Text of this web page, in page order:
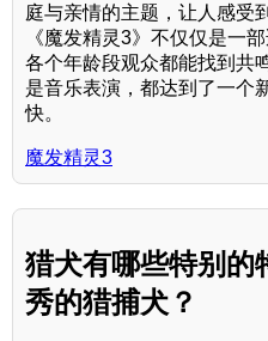
庭与亲情的主题，让人感受
《魔发精灵3》不仅仅是一
各个年龄段观众都能找到共
是音乐表演，都达到了一个
快。
魔发精灵3
猎犬有哪些特别的
秀的猎捕犬？